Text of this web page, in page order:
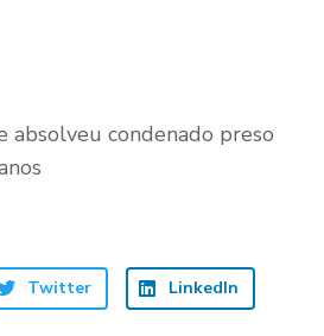
absolveu condenado preso
Twitter LinkedIn